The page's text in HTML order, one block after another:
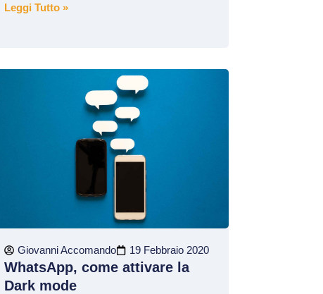
Leggi Tutto »
Giovanni Accomando 19 Febbraio 2020
WhatsApp, come attivare la
Dark mode